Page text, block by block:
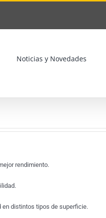
Noticias y Novedades
rendimiento.
en distintos tipos de superficie.